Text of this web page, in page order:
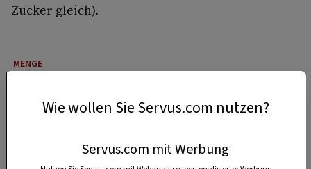
Zucker gleich).
45 Minuten
Wie wollen Sie Servus.com nutzen?
Servus.com mit Werbung